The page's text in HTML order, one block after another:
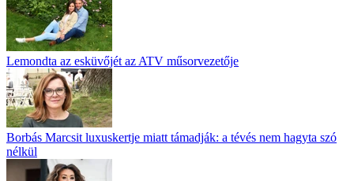
Lemondta az esküvőjét az ATV műsorvezetője
Borbás Marcsit luxuskertje miatt támadják: a tévés nem hagyta szó
nélkül